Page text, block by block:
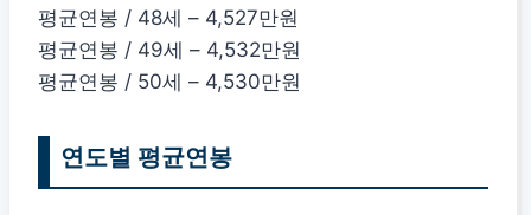
평균연봉 / 48세 – 4,527만원
평균연봉 / 49세 – 4,532만원
평균연봉 / 50세 – 4,530만원
연도별 평균연봉